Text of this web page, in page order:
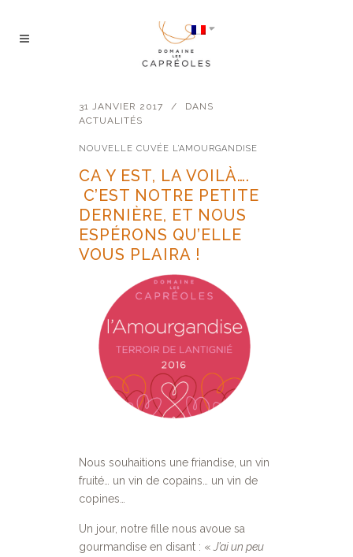
31 JANVIER 2017
DANS
ACTUALITÉS
NOUVELLE CUVÉE L’AMOURGANDISE
CA Y EST, LA VOILÀ….
C’EST NOTRE PETITE
DERNIÈRE, ET NOUS
ESPÉRONS QU’ELLE
VOUS PLAIRA !
Nous souhaitions une friandise, un vin
fruité… un vin de copains… un vin de
copines…
Un jour, notre fille nous avoue sa
gourmandise en disant : « J’ai un peu